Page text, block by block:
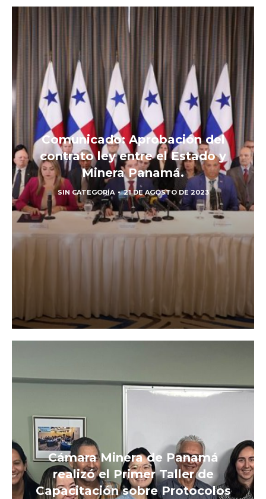
Comunicado: Aprobación del
contrato ley entre el Estado y
Minera Panamá.
SIN CATEGORÍA 21 DE AGOSTO DE 2023
Cámara Minera de Panamá
realizó el Primer Taller de
Capacitación sobre Protocolos